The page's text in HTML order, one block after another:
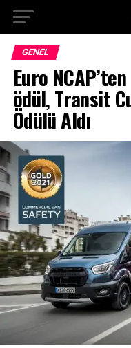
GENEL
Euro
ödül, Transit
Ödülü Aldı